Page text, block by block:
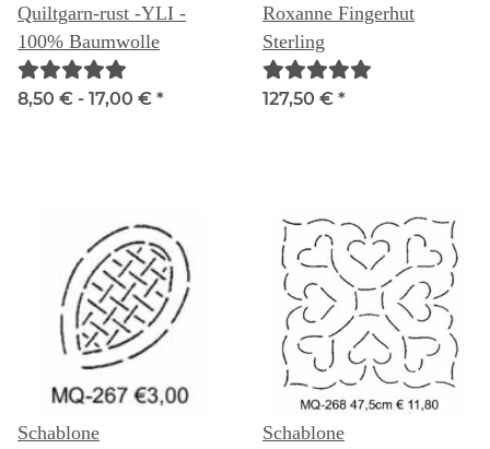
Quiltgarn-rust -YLI -
100% Baumwolle
8,50 € - 17,00 € *
Roxanne Fingerhut
Sterling
127,50 € *
Schablone Schablone